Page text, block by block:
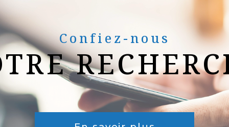
Confiez-nous